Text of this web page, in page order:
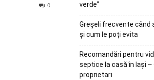
0
verde”
Greșeli frecvente când
și cum le poți evita
Recomandări pentru
septice la casă în Iași
proprietari